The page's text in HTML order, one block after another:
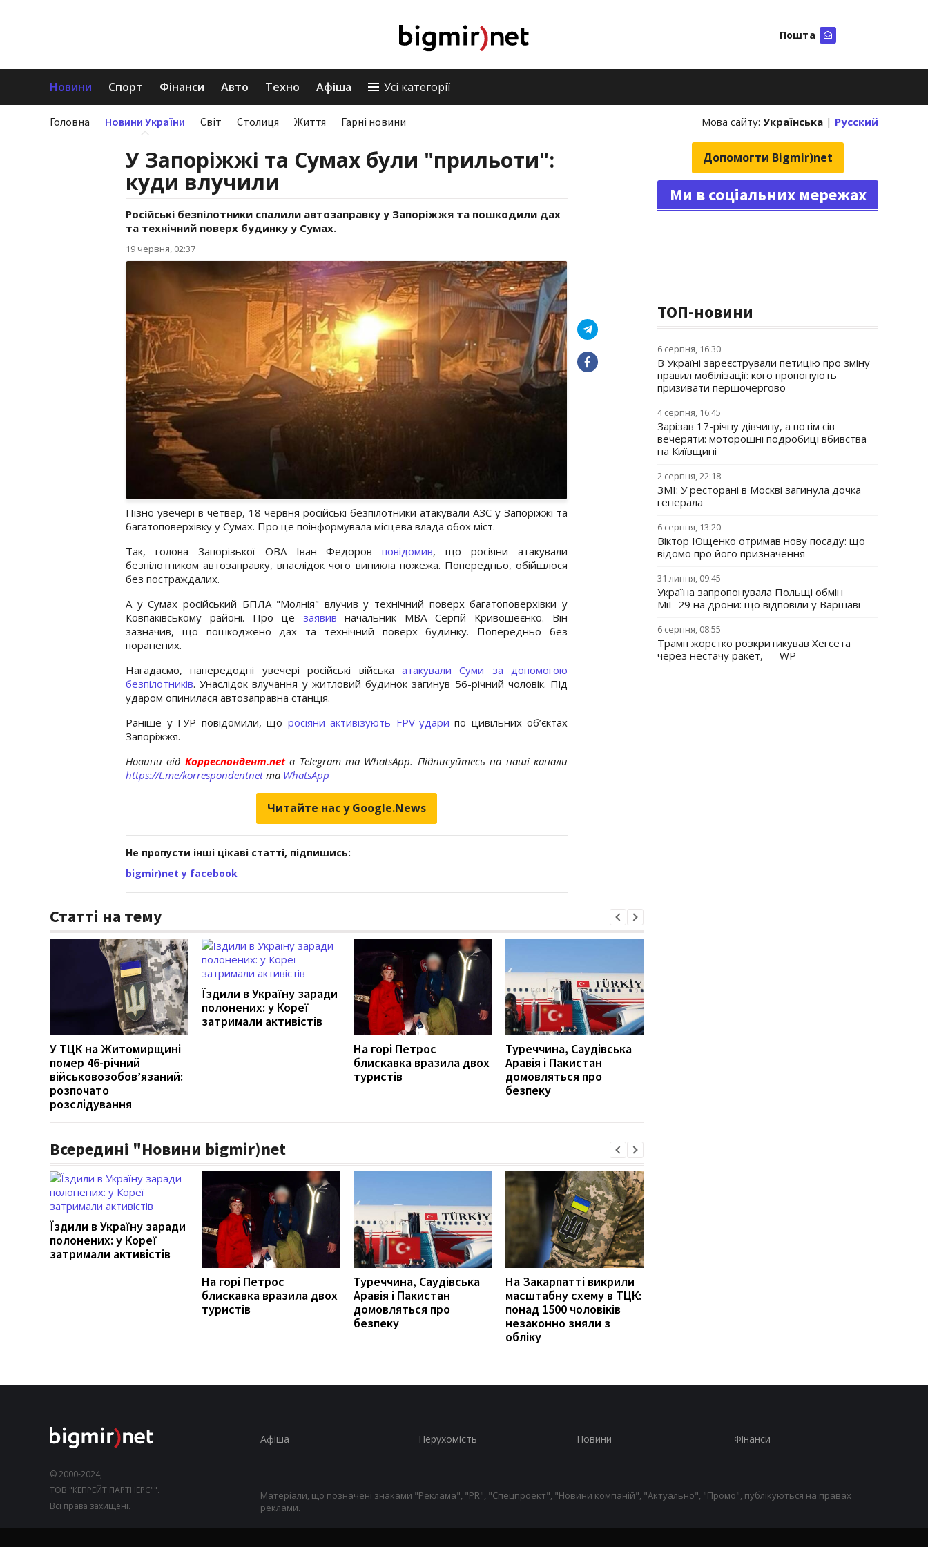
Пошта
Новини Спорт Фінанси Авто Техно Афіша Усі категорії
Головна Новини України Світ Столиця Життя Гарні новини Мова сайту: Українська | Русский
У Запоріжжі та Сумах були "прильоти":
куди влучили
Російські безпілотники спалили автозаправку у Запоріжжя та пошкодили дах
та технічний поверх будинку у Сумах.
19 червня, 02:37
Пізно увечері в четвер, 18 червня російські безпілотники атакували АЗС у Запоріжжі та
багатоповерхівку у Сумах. Про це поінформувала місцева влада обох міст.
Так, голова Запорізької ОВА Іван Федоровповідомив, що росіяни атакували
безпілотником автозаправку, внаслідок чого виникла пожежа. Попередньо, обійшлося
без постраждалих.
А у Сумах російський БПЛА "Молнія" влучив у технічний поверх багатоповерхівки у
Ковпаківському районі. Про це заявив начальник МВА Сергій Кривошеєнко. Він
зазначив, що пошкоджено дах та технічний поверх будинку. Попередньо без
поранених.
Нагадаємо, напередодні увечері російські війська атакували Суми за допомогою
безпілотників. Унаслідок влучання у житловий будинок загинув 56-річний чоловік. Під
ударом опинилася автозаправна станція.
Раніше у ГУР повідомили, що росіяни активізують FPV-удари по цивільних об’єктах
Запоріжжя.
Новини від Корреспондент.netв Telegram та WhatsApp. Підписуйтесь на наші канали
https://t.me/korrespondentnetта WhatsApp
Читайте нас у Google.News
Не пропусти інші цікаві статті, підпишись:
bigmir)net у facebook
Статті на тему
У ТЦК на Житомирщині
помер 46-річний
військовозобов’язаний:
розпочато
розслідування
Їздили в Україну заради
полонених: у Кореї
затримали активістів
На горі Петрос
блискавка вразила двох
туристів
Туреччина, Саудівська
Аравія і Пакистан
домовляться про
безпеку
Всередині "Новини bigmir)net
Їздили в Україну заради
полонених: у Кореї
затримали активістів
На горі Петрос
блискавка вразила двох
туристів
Туреччина, Саудівська
Аравія і Пакистан
домовляться про
безпеку
На Закарпатті викрили
масштабну схему в ТЦК:
понад 1500 чоловіків
незаконно зняли з
обліку
Допомогти Bigmir)net
Ми в соціальних мережах
ТОП-новини
6 серпня, 16:30
В Україні зареєстрували петицію про зміну
правил мобілізації: кого пропонують
призивати першочергово
4 серпня, 16:45
Зарізав 17-річну дівчину, а потім сів
вечеряти: моторошні подробиці вбивства
на Київщині
2 серпня, 22:18
ЗМІ: У ресторані в Москві загинула дочка
генерала
6 серпня, 13:20
Віктор Ющенко отримав нову посаду: що
відомо про його призначення
31 липня, 09:45
Україна запропонувала Польщі обмін
МіГ-29 на дрони: що відповіли у Варшаві
6 серпня, 08:55
Трамп жорстко розкритикував Хегсета
через нестачу ракет, — WP
© 2000-2024,
ТОВ "КЕПРЕЙТ ПАРТНЕРС"".
Всі права захищені.
Афіша Нерухомість Новини Фінанси
Матеріали, що позначені знаками "Реклама", "PR", "Спецпроект", "Новини компаній", "Актуально", "Промо", публікуються на правах
реклами.